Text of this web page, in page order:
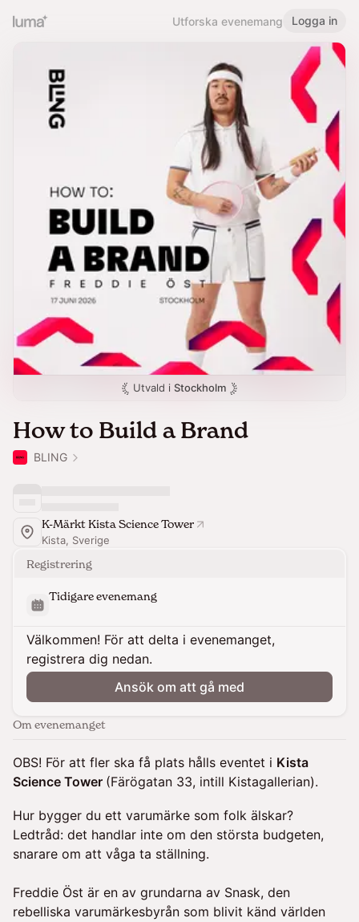
Utforska evenemang Logga in
Utvald i Stockholm
How to Build a Brand
BLING
K-Märkt Kista Science Tower
Kista, Sverige
Registrering
Tidigare evenemang
Välkommen! För att delta i evenemanget,
registrera dig nedan.
Ansök om att gå med
Om evenemanget
OBS! För att fler ska få plats hålls eventet i Kista
Science Tower (Färögatan 33, intill Kistagallerian).
Hur bygger du ett varumärke som folk älskar?
Ledtråd: det handlar inte om den största budgeten,
snarare om att våga ta ställning.
Freddie Öst är en av grundarna av Snask, den
rebelliska varumärkesbyrån som blivit känd världen